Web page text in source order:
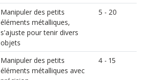
Manipuler des petits
éléments métalliques,
s'ajuste pour tenir divers
objets
5 - 20
Manipuler des petits
éléments métalliques avec
4 - 15